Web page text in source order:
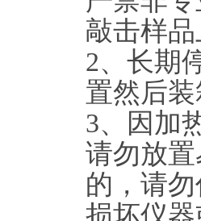
敲击样
2、长期
置然后
3、因加
请勿放
的，请
损坏仪